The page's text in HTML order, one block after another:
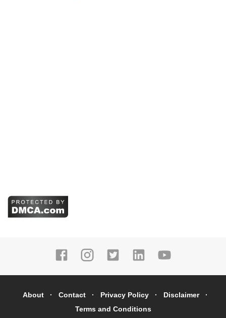
About Contact Privacy Policy
Disclaimer
Terms and Conditions